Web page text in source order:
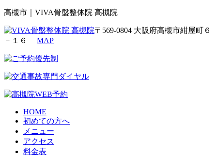
高槻市｜VIVA骨盤整体院 高槻院
〒569-0804 大阪府高槻市紺屋町６
－１６ MAP
HOME
初めての方へ
メニュー
アクセス
料金表